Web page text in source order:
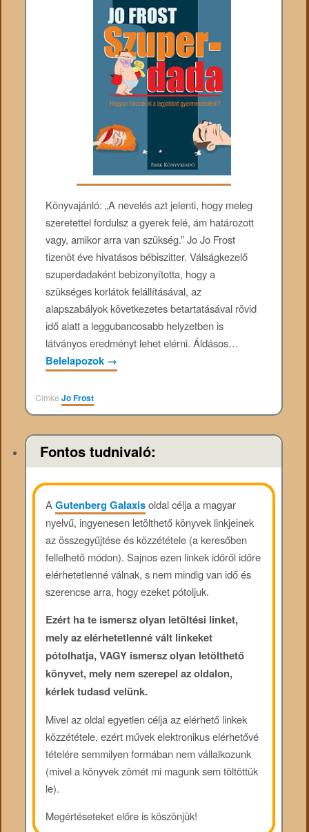
Könyvajánló: „A nevelés azt jelenti, hogy meleg
szeretettel fordulsz a gyerek felé, ám határozott
vagy, amikor arra van szükség.” Jo Jo Frost
tizenöt éve hivatásos bébiszitter. Válságkezelő
szuperdadaként bebizonyította, hogy a
szükséges korlátok felállításával, az
alapszabályok következetes betartatásával rövid
idő alatt a leggubancosabb helyzetben is
látványos eredményt lehet elérni. Áldásos…
Belelapozok →
CímkeJo Frost
Fontos tudnivaló:
AGutenberg Galaxisoldal célja a magyar
nyelvű, ingyenesen letölthető könyvek linkjeinek
az összegyűjtése és közzététele (a keresőben
fellelhető módon). Sajnos ezen linkek időről időre
elérhetetlenné válnak, s nem mindig van idő és
szerencse arra, hogy ezeket pótoljuk.
Ezért ha te ismersz olyan letöltési linket,
mely az elérhetetlenné vált linkeket
pótolhatja, VAGY ismersz olyan letölthető
könyvet, mely nem szerepel az oldalon,
kérlek tudasd velünk.
Mivel az oldal egyetlen célja az elérhető linkek
közzététele, ezért művek elektronikus elérhetővé
tételére semmilyen formában nem vállalkozunk
(mivel a könyvek zömét mi magunk sem töltöttük
le).
Megértéseteket előre is köszönjük!